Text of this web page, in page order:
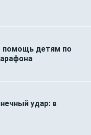
помощь детям по
удар: в